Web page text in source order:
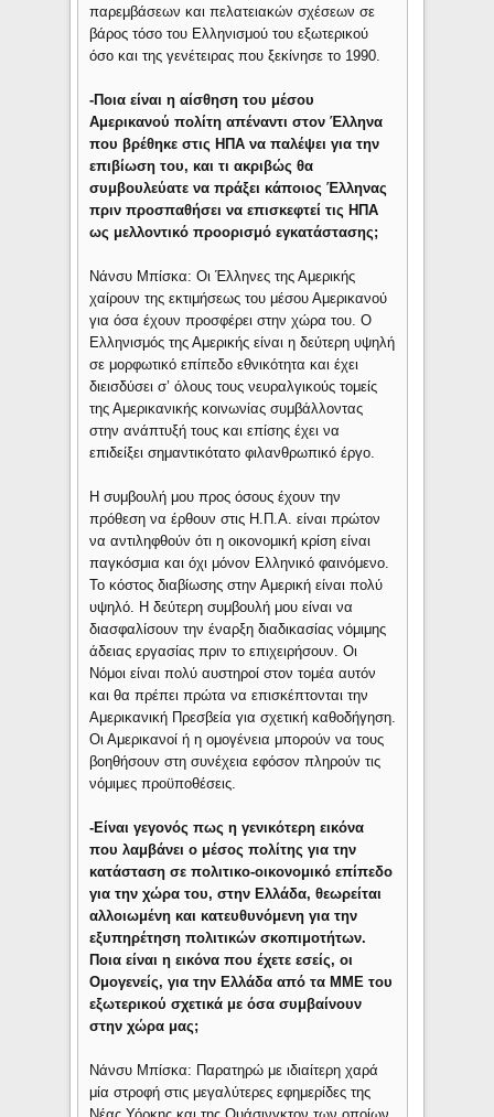
παρεμβάσεων και πελατειακών σχέσεων σε
βάρος τόσο του Ελληνισμού του εξωτερικού
όσο και της γενέτειρας που ξεκίνησε το 1990.
-Ποια είναι η αίσθηση του μέσου
Αμερικανού πολίτη απέναντι στον Έλληνα
που βρέθηκε στις ΗΠΑ να παλέψει για την
επιβίωση του, και τι ακριβώς θα
συμβουλεύατε να πράξει κάποιος Έλληνας
πριν προσπαθήσει να επισκεφτεί τις ΗΠΑ
ως μελλοντικό προορισμό εγκατάστασης;
Νάνσυ Μπίσκα: Οι Έλληνες της Αμερικής
χαίρουν της εκτιμήσεως του μέσου Αμερικανού
για όσα έχουν προσφέρει στην χώρα του. Ο
Ελληνισμός της Αμερικής είναι η δεύτερη υψηλή
σε μορφωτικό επίπεδο εθνικότητα και έχει
διεισδύσει σ’ όλους τους νευραλγικούς τομείς
της Αμερικανικής κοινωνίας συμβάλλοντας
στην ανάπτυξή τους και επίσης έχει να
επιδείξει σημαντικότατο φιλανθρωπικό έργο.
Η συμβουλή μου προς όσους έχουν την
πρόθεση να έρθουν στις Η.Π.Α. είναι πρώτον
να αντιληφθούν ότι η οικονομική κρίση είναι
παγκόσμια και όχι μόνον Ελληνικό φαινόμενο.
Το κόστος διαβίωσης στην Αμερική είναι πολύ
υψηλό. Η δεύτερη συμβουλή μου είναι να
διασφαλίσουν την έναρξη διαδικασίας νόμιμης
άδειας εργασίας πριν το επιχειρήσουν. Οι
Νόμοι είναι πολύ αυστηροί στον τομέα αυτόν
και θα πρέπει πρώτα να επισκέπτονται την
Αμερικανική Πρεσβεία για σχετική καθοδήγηση.
Οι Αμερικανοί ή η ομογένεια μπορούν να τους
βοηθήσουν στη συνέχεια εφόσον πληρούν τις
νόμιμες προϋποθέσεις.
-Είναι γεγονός πως η γενικότερη εικόνα
που λαμβάνει ο μέσος πολίτης για την
κατάσταση σε πολιτικο-οικονομικό επίπεδο
για την χώρα του, στην Ελλάδα, θεωρείται
αλλοιωμένη και κατευθυνόμενη για την
εξυπηρέτηση πολιτικών σκοπιμοτήτων.
Ποια είναι η εικόνα που έχετε εσείς, οι
Ομογενείς, για την Ελλάδα από τα ΜΜΕ του
εξωτερικού σχετικά με όσα συμβαίνουν
στην χώρα μας;
Νάνσυ Μπίσκα: Παρατηρώ με ιδιαίτερη χαρά
μία στροφή στις μεγαλύτερες εφημερίδες της